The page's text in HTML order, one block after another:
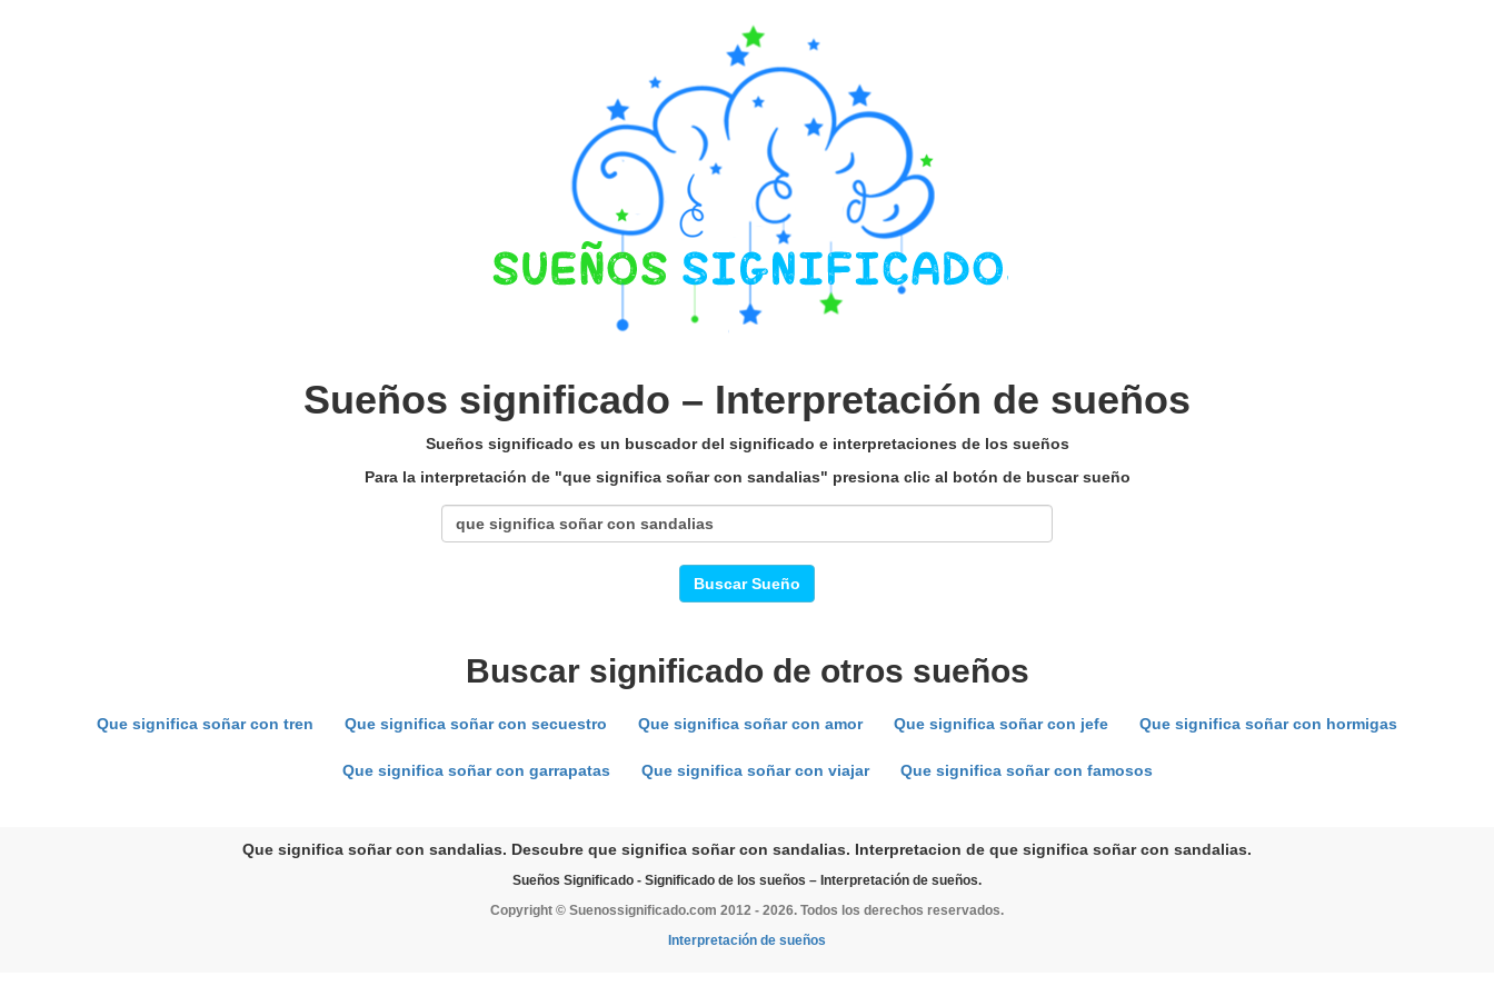
Sueños significado – Interpretación de sueños
Sueños significado es un buscador del significado e interpretaciones de los sueños
Para la interpretación de "que significa soñar con sandalias" presiona clic al botón de buscar sueño
Buscar Sueño
Buscar significado de otros sueños
Que significa soñar con tren Que significa soñar con secuestro Que significa soñar con amor Que significa soñar con jefe Que significa soñar con hormigas
Que significa soñar con garrapatas Que significa soñar con viajar Que significa soñar con famosos
Que significa soñar con sandalias. Descubre que significa soñar con sandalias. Interpretacion de que significa soñar con sandalias.
Sueños Significado - Significado de los sueños – Interpretación de sueños.
Copyright © Suenossignificado.com 2012 - 2026. Todos los derechos reservados.
Interpretación de sueños